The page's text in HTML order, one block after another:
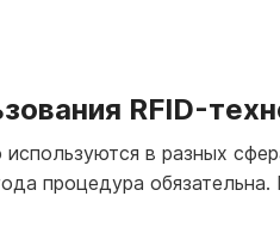
RFID-
используются в разных
процедура